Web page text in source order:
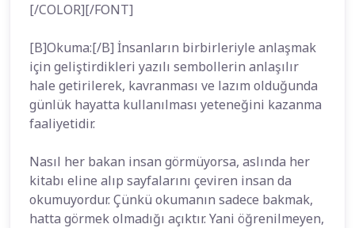
[/COLOR][/FONT]
[B]Okuma:[/B] İnsanların birbirleriyle anlaşmak
için geliştirdikleri yazılı sembollerin anlaşılır
hale getirilerek, kavranması ve lazım olduğunda
günlük hayatta kullanılması yeteneğini kazanma
faaliyetidir.
Nasıl her bakan insan görmüyorsa, aslında her
kitabı eline alıp sayfalarını çeviren insan da
okumuyordur. Çünkü okumanın sadece bakmak,
hatta görmek olmadığı açıktır. Yani öğrenilmeyen,